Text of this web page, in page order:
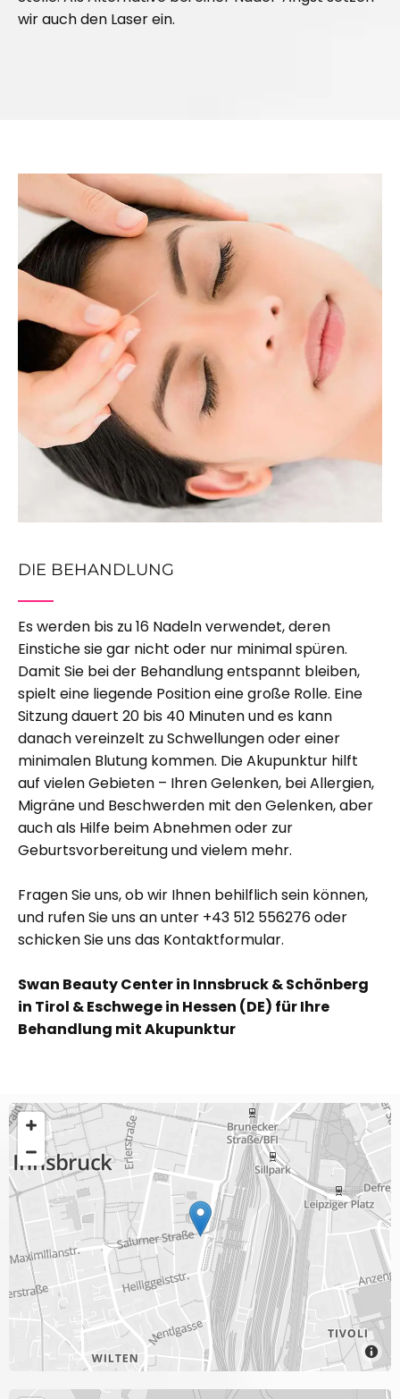
wir auch den Laser ein.
DIE BEHANDLUNG
Es werden bis zu 16 Nadeln verwendet, deren
Einstiche sie gar nicht oder nur minimal spüren.
Damit Sie bei der Behandlung entspannt bleiben,
spielt eine liegende Position eine große Rolle. Eine
Sitzung dauert 20 bis 40 Minuten und es kann
danach vereinzelt zu Schwellungen oder einer
minimalen Blutung kommen. Die Akupunktur hilft
auf vielen Gebieten – Ihren Gelenken, bei Allergien,
Migräne und Beschwerden mit den Gelenken, aber
auch als Hilfe beim Abnehmen oder zur
Geburtsvorbereitung und vielem mehr.
Fragen Sie uns, ob wir Ihnen behilflich sein können,
und rufen Sie uns an unter +43 512 556276oder
schicken Sie uns das Kontaktformular.
Swan Beauty Center in Innsbruck & Schönberg
in Tirol & Eschwege in Hessen (DE) für Ihre
Behandlung mit Akupunktur